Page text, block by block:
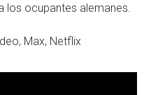
los ocupantes alemanes.
Max, Netflix